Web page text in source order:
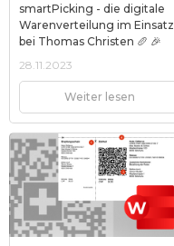
smartPicking - die digitale
Warenverteilung im Einsatz
bei Thomas Christen 🥖 🎉
28.11.2023
Weiter lesen